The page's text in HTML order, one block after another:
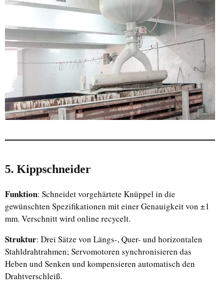
5. Kippschneider
Funktion: Schneidet vorgehärtete Knüppel in die
gewünschten Spezifikationen mit einer Genauigkeit von ±1
mm. Verschnitt wird online recycelt.
Struktur: Drei Sätze von Längs-, Quer- und horizontalen
Stahldrahtrahmen; Servomotoren synchronisieren das
Heben und Senken und kompensieren automatisch den
Drahtverschleiß.